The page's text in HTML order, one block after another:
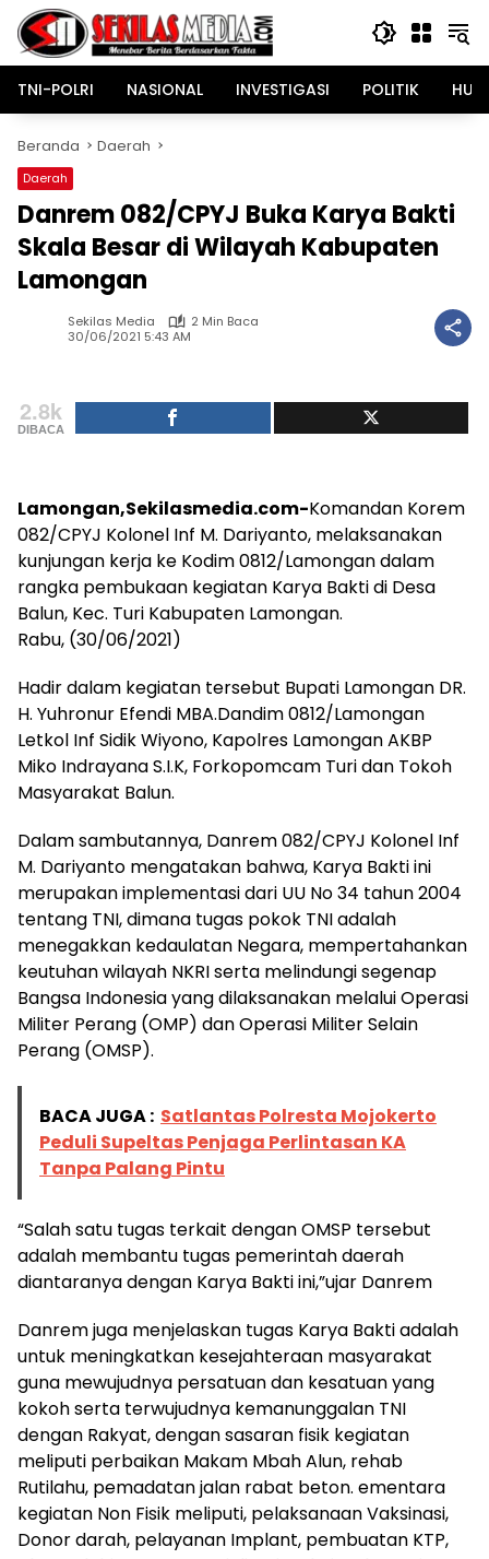
Langsung
konten
TNI-POLRI
NASIONAL INVESTIGASI POLITIK
Beranda Daerah
Daerah
Danrem 082/CPYJ Buka Karya Bakti
Skala Besar di Wilayah Kabupaten
Lamongan
Sekilas Media
2 Min Baca
30/06/2021 5:43 AM
2.8k
DIBACA
Lamongan,Sekilasmedia.com-Komandan Korem
082/CPYJ Kolonel Inf M. Dariyanto, melaksanakan
kunjungan kerja ke Kodim 0812/Lamongan dalam
rangka pembukaan kegiatan Karya Bakti di Desa
Balun, Kec. Turi Kabupaten Lamongan.
Rabu, (30/06/2021)
Hadir dalam kegiatan tersebut Bupati Lamongan DR.
H. Yuhronur Efendi MBA.Dandim 0812/Lamongan
Letkol Inf Sidik Wiyono, Kapolres Lamongan AKBP
Miko Indrayana S.I.K, Forkopomcam Turi dan Tokoh
Masyarakat Balun.
Dalam sambutannya, Danrem 082/CPYJ Kolonel Inf
M. Dariyanto mengatakan bahwa, Karya Bakti ini
merupakan implementasi dari UU No 34 tahun 2004
tentang TNI, dimana tugas pokok TNI adalah
menegakkan kedaulatan Negara, mempertahankan
keutuhan wilayah NKRI serta melindungi segenap
Bangsa Indonesia yang dilaksanakan melalui Operasi
Militer Perang (OMP) dan Operasi Militer Selain
Perang (OMSP).
BACA JUGA : Satlantas Polresta Mojokerto
Peduli Supeltas Penjaga Perlintasan KA
Tanpa Palang Pintu
“Salah satu tugas terkait dengan OMSP tersebut
adalah membantu tugas pemerintah daerah
diantaranya dengan Karya Bakti ini,”ujar Danrem
Danrem juga menjelaskan tugas Karya Bakti adalah
untuk meningkatkan kesejahteraan masyarakat
guna mewujudnya persatuan dan kesatuan yang
kokoh serta terwujudnya kemanunggalan TNI
dengan Rakyat, dengan sasaran fisik kegiatan
meliputi perbaikan Makam Mbah Alun, rehab
Rutilahu, pemadatan jalan rabat beton. ementara
kegiatan Non Fisik meliputi, pelaksanaan Vaksinasi,
Donor darah, pelayanan Implant, pembuatan KTP,